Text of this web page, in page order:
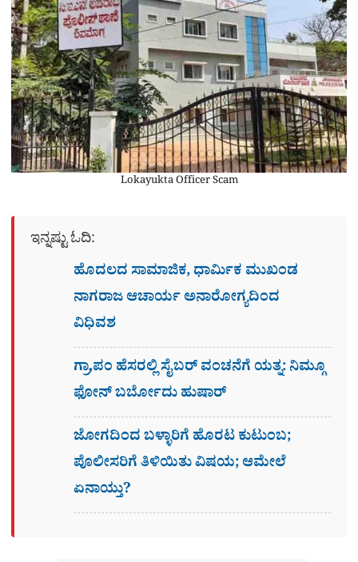
Lokayukta Officer Scam
ಇನ್ನಷ್ಟು ಓದಿ:
ಹೊದಲದ ಸಾಮಾಜಿಕ, ಧಾರ್ಮಿಕ ಮುಖಂಡ
ನಾಗರಾಜ ಆಚಾರ್ಯ ಅನಾರೋಗ್ಯದಿಂದ
ವಿಧಿವಶ
ಗ್ರಾ,ಪಂ ಹೆಸರಲ್ಲಿ ಸೈಬ‌ರ್ ವಂಚನೆಗೆ ಯತ್ನ: ನಿಮ್ಗೂ
ಫೋನ್​ ಬರ್ಬೋದು ಹುಷಾರ್​​
ಜೋಗದಿಂದ ಬಳ್ಳಾರಿಗೆ ಹೊರಟ ಕುಟುಂಬ;
ಪೊಲೀಸರಿಗೆ ತಿಳಿಯಿತು ವಿಷಯ; ಆಮೇಲೆ
ಏನಾಯ್ತು?